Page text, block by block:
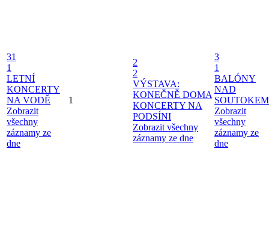
31
1
LETNÍ
KONCERTY
NA VODĚ
Zobrazit
všechny
záznamy ze
dne
1
2
2
VÝSTAVA:
KONEČNĚ DOMA
KONCERTY NA
PODSÍNI
Zobrazit všechny
záznamy ze dne
3
1
BALÓNY
NAD
SOUTOKEM
Zobrazit
všechny
záznamy ze
dne